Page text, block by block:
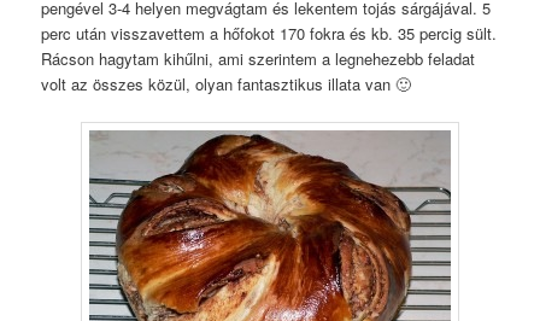
pengével 3-4 helyen megvágtam és lekentem tojás sárgájával. 5
perc után visszavettem a hőfokot 170 fokra és kb. 35 percig sült.
Rácson hagytam kihűlni, ami szerintem a legnehezebb feladat
volt az összes közül, olyan fantasztikus illata van 🙂